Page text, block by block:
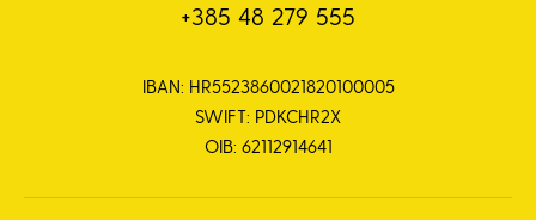
+385 48 279 555
IBAN: HR5523860021820100005
SWIFT: PDKCHR2X
OIB: 62112914641